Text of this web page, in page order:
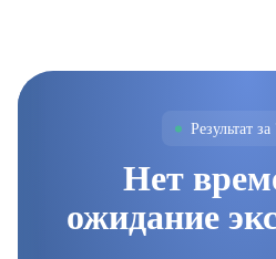
Результат за
Нет
ожидание